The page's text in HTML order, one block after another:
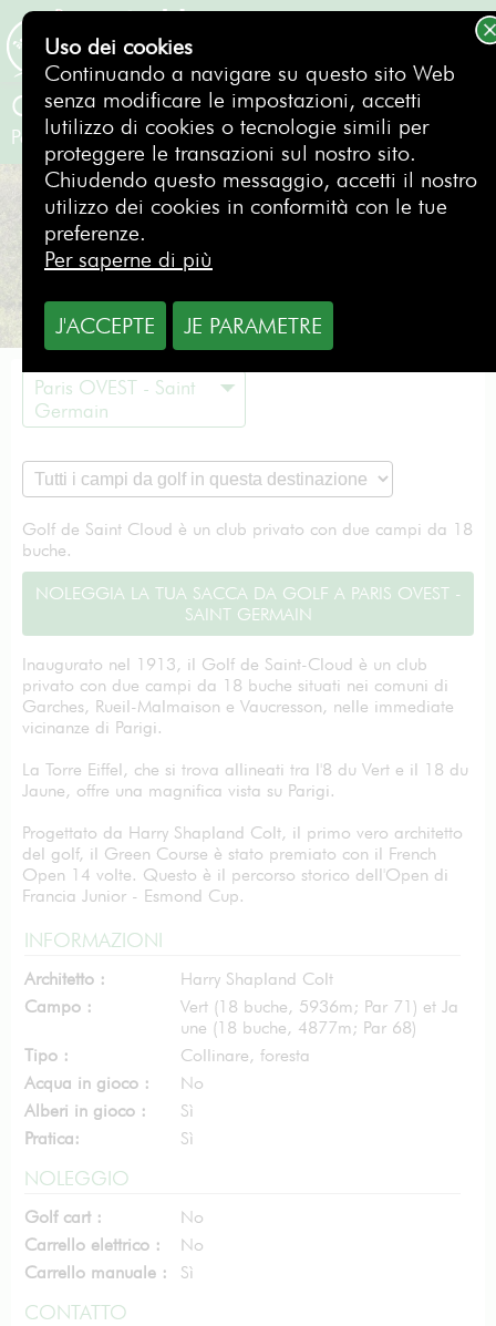
PRENOTAZIONE
Golf de Saint Cloud
Paris OVEST - Saint Germain- Francia
Paris OVEST - Saint
Germain
Golf de Saint Cloud è un club privato con due campi da 18
buche.
NOLEGGIA LA TUA SACCA DA GOLF A PARIS OVEST -
SAINT GERMAIN
Inaugurato nel 1913, il Golf de Saint-Cloud è un club
privato con due campi da 18 buche situati nei comuni di
Garches, Rueil-Malmaison e Vaucresson, nelle immediate
vicinanze di Parigi.
La Torre Eiffel, che si trova allineati tra l'8 du Vert e il 18 du
Jaune, offre una magnifica vista su Parigi.
Progettato da Harry Shapland Colt, il primo vero architetto
del golf, il Green Course è stato premiato con il French
Open 14 volte. Questo è il percorso storico dell'Open di
Francia Junior - Esmond Cup.
INFORMAZIONI
Architetto :
Harry Shapland Colt
Campo :
Vert (18 buche, 5936m; Par 71) et Ja
une (18 buche, 4877m; Par 68)
Tipo :
Collinare, foresta
Acqua in gioco :
No
Alberi in gioco :
Sì
Pratica:
Sì
NOLEGGIO
Golf cart :
No
Carrello elettrico :
No
Carrello manuale :
Sì
CONTATTO
Uso dei cookies
Continuando a navigare su questo sito Web
senza modificare le impostazioni, accetti
lutilizzo di cookies o tecnologie simili per
proteggere le transazioni sul nostro sito.
Chiudendo questo messaggio, accetti il nostro
utilizzo dei cookies in conformità con le tue
preferenze.
Per saperne di più
J'ACCEPTE JE PARAMETRE